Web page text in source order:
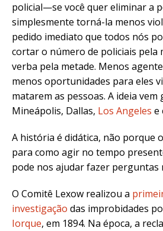
policial—se você quer eliminar a
simplesmente torná-la menos
pedido imediato que todos nós
cortar o número de policiais pela
verba pela metade. Menos
menos oportunidades para eles
matarem as pessoas. A ideia
Mineápolis, Dallas, Los Angeles e
A história é didática, não porque
para como agir no tempo
pode nos ajudar fazer
O Comitê Lexow realizou a
investigação das improbidades
Iorque, em 1894. Na época, a